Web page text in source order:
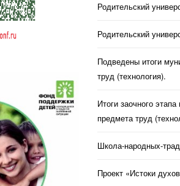
Родительский
Родительский
Подведены итоги
труд (технология).
Итоги заочного
предмета труд
Школа-народных-
Проект «Истоки